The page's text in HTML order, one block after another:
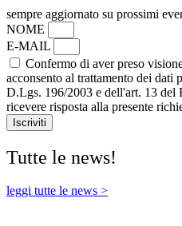
sempre aggiornato su prossimi
NOME
E-MAIL
Confermo di aver preso
acconsento al trattamento dei dati
D.Lgs. 196/2003 e dell'art. 13 del
ricevere risposta alla presente
Iscriviti
Tutte le news!
leggi tutte le news >